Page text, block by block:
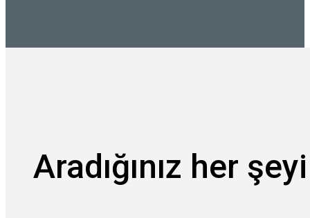
Aradığınız her